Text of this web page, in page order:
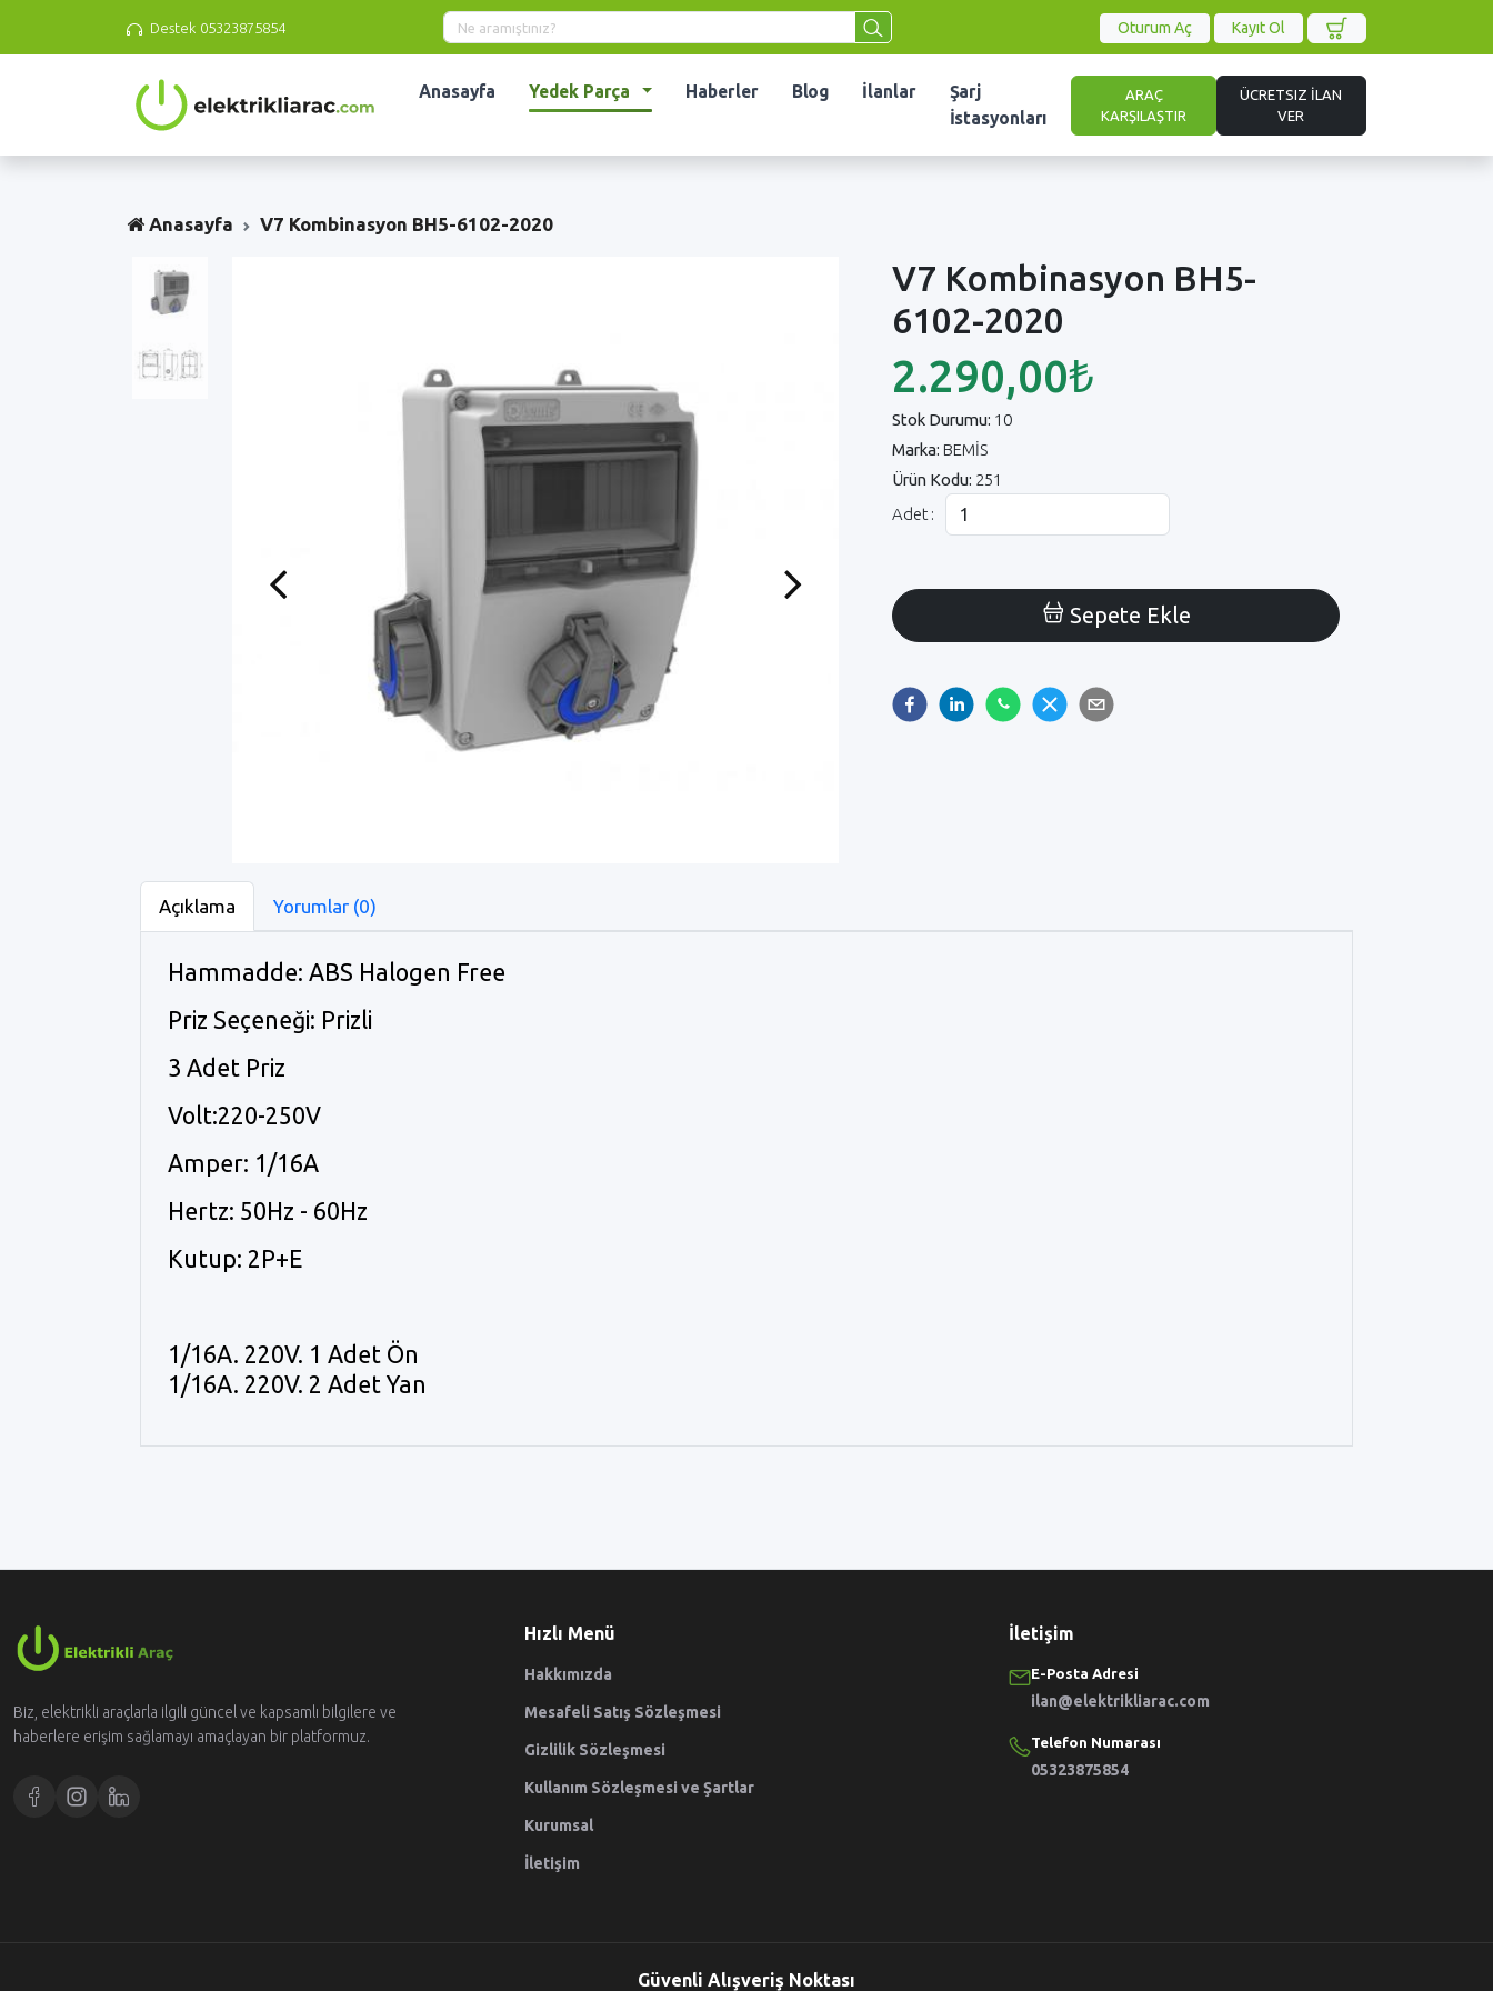
Destek 05323875854 Oturum Aç Kayıt Ol
Anasayfa Yedek Parça Haberler Blog İlanlar
Şarj
İstasyonları
ARAÇ
KARŞILAŞTIR
ÜCRETSIZ İLAN
VER
Anasayfa V7 Kombinasyon BH5-6102-2020
Previous Next
V7 Kombinasyon BH5-
6102-2020
2.290,00₺
Stok Durumu: 10
Marka: BEMİS
Ürün Kodu: 251
Adet :
Sepete Ekle
Açıklama Yorumlar (0)
Hammadde: ABS Halogen Free
Priz Seçeneği: Prizli
3 Adet Priz
Volt:220-250V
Amper: 1/16A
Hertz: 50Hz - 60Hz
Kutup: 2P+E
1/16A. 220V. 1 Adet Ön
1/16A. 220V. 2 Adet Yan
Biz, elektrikli araçlarla ilgili güncel ve kapsamlı bilgilere ve
haberlere erişim sağlamayı amaçlayan bir platformuz.
Hızlı Menü
Hakkımızda
Mesafeli Satış Sözleşmesi
Gizlilik Sözleşmesi
Kullanım Sözleşmesi ve Şartlar
Kurumsal
İletişim
İletişim
E-Posta Adresi
ilan@elektrikliarac.com
Telefon Numarası
05323875854
Güvenli Alışveriş Noktası